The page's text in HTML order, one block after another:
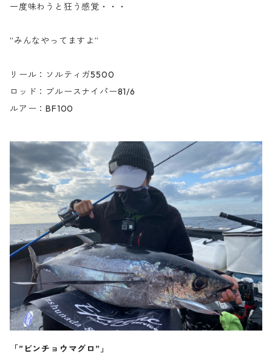
一度味わうと狂う感覚・・・
”みんなやってますよ”
リール：ソルティガ5500
ロッド：ブルースナイパー81/6
ルアー：BF100
「”ビンチョウマグロ”」